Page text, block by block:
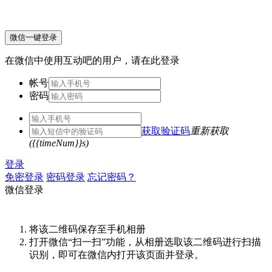
微信一键登录
在微信中使用互动吧的用户，请在此登录
帐号
密码
获取验证码重新获取
({{timeNum}}s)
登录
免密登录 密码登录 忘记密码？
微信登录
将该二维码保存至手机相册
打开微信“扫一扫”功能，从相册选取该二维码进行扫描
识别，即可在微信内打开该页面并登录。